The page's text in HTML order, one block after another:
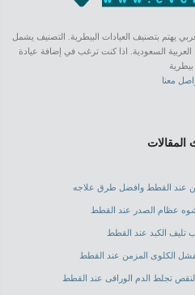
يهتم بتصنيف العيادات البيطرية. التصنيف يشمل
السعودية. اذا كنت ترغب في إضافة عيادة
بيطرية
معنا
المقالات
عند القطط وافضل طرق علاجه
عظام الصدر عند القطط
تليف الكبد عند القطط
الكلوى المزمن عند القطط
تجلط الدم الوراقى عند القطط